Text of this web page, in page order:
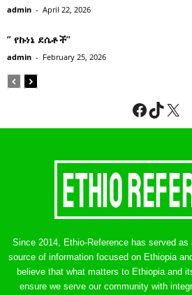
admin - April 22, 2026
” የኩነኔ ደሴቶች’’
admin - February 25, 2026
TikTok
X
Since 2014, Ethio-Reference has served
source of information focused on Ethiopia
believe that what matters to Ethiopia and
ensure we serve our community with